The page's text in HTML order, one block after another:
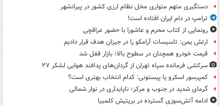
دستگیری متهم متواری مخل نظام ارزی کشور در پیرانشهر
ترامپ در دام ایران افتاده است!
رونمایی از کتاب محرم و عاشورا با حضور عراقچی
ارتش یمن: تاسیسات آرامکو را در جیزان هدف قرار دادیم
قیمت خودرو همچنان در سطوح بالا؛ بازار قفل شد
سرکشی فرمانده سپاه تهران از گردان‌های پدافند هوایی لشکر ۲۷
کمپرسور اسکرو یا پیستونی: کدام انتخاب بهتری است؟
گرمای شدید در جنوب و مرکز؛ ناپایداری در نوار شمالی
ادامه آتش‌سوزی گسترده در بریتیش کلمبیا